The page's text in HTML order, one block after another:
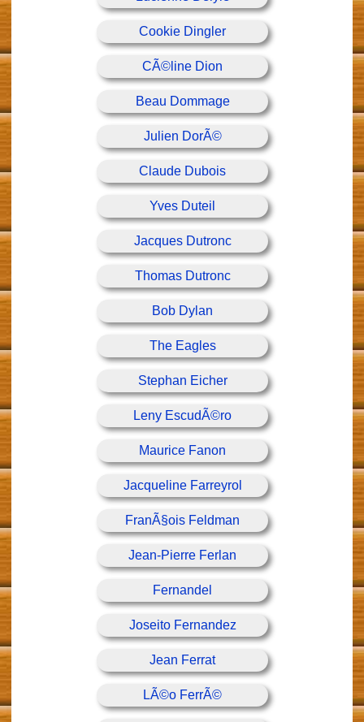
Cookie Dingler
CÃ©line Dion
Beau Dommage
Julien DorÃ©
Claude Dubois
Yves Duteil
Jacques Dutronc
Thomas Dutronc
Bob Dylan
The Eagles
Stephan Eicher
Leny EscudÃ©ro
Maurice Fanon
Jacqueline Farreyrol
FranÃ§ois Feldman
Jean-Pierre Ferlan
Fernandel
Joseito Fernandez
Jean Ferrat
LÃ©o FerrÃ©